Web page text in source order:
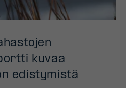
kuvaa
edistymistä